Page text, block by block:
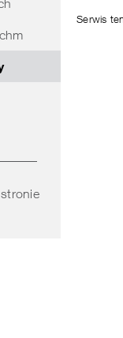
stronie
Serwis